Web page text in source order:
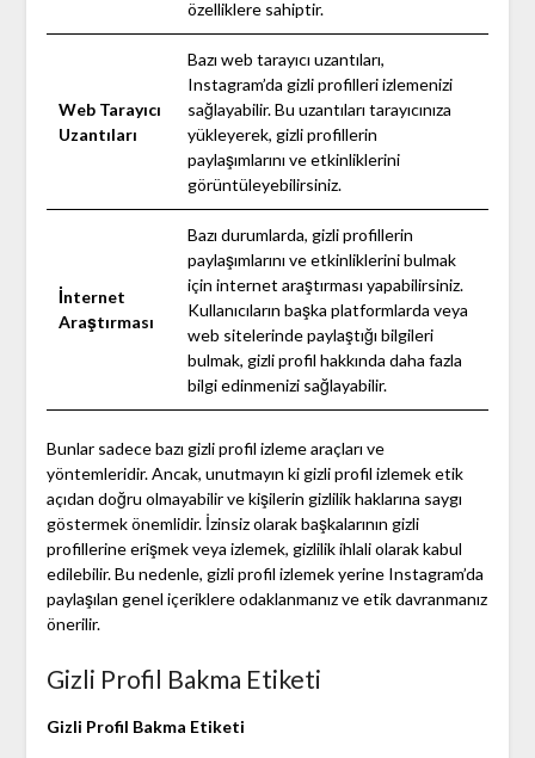
özelliklere sahiptir.
Web Tarayıcı
Uzantıları
Bazı web tarayıcı uzantıları,
Instagram’da gizli profilleri izlemenizi
sağlayabilir. Bu uzantıları tarayıcınıza
yükleyerek, gizli profillerin
paylaşımlarını ve etkinliklerini
görüntüleyebilirsiniz.
İnternet
Araştırması
Bazı durumlarda, gizli profillerin
paylaşımlarını ve etkinliklerini bulmak
için internet araştırması yapabilirsiniz.
Kullanıcıların başka platformlarda veya
web sitelerinde paylaştığı bilgileri
bulmak, gizli profil hakkında daha fazla
bilgi edinmenizi sağlayabilir.
Bunlar sadece bazı gizli profil izleme araçları ve
yöntemleridir. Ancak, unutmayın ki gizli profil izlemek etik
açıdan doğru olmayabilir ve kişilerin gizlilik haklarına saygı
göstermek önemlidir. İzinsiz olarak başkalarının gizli
profillerine erişmek veya izlemek, gizlilik ihlali olarak kabul
edilebilir. Bu nedenle, gizli profil izlemek yerine Instagram’da
paylaşılan genel içeriklere odaklanmanız ve etik davranmanız
önerilir.
Gizli Profil Bakma Etiketi
Gizli Profil Bakma Etiketi